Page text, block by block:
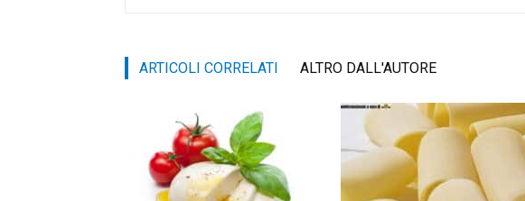
ARTICOLI CORRELATI ALTRO DALL'AUTORE